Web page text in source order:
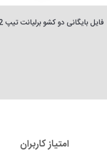
فایل بایگانی دو کشو برلیانت تیپ 6702
امتیاز کاربران